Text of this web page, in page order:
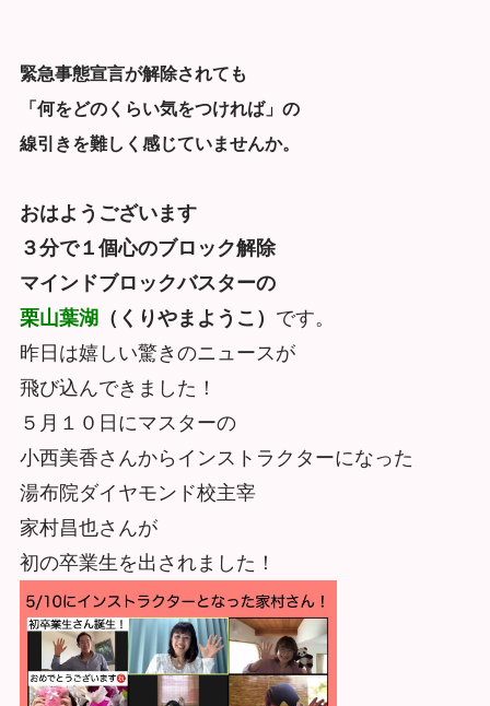
緊急事態宣言が解除されても
「何をどのくらい気をつければ」の
線引きを難しく感じていませんか。
おはようございます
３分で１個心のブロック解除
マインドブロックバスターの
栗山葉湖 （くりやまようこ） です。
昨日は嬉しい驚きのニュースが
飛び込んできました！
５月１０日にマスターの
小西美香さんからインストラクターになった
湯布院ダイヤモンド校主宰
家村昌也さんが
初の卒業生を出されました！